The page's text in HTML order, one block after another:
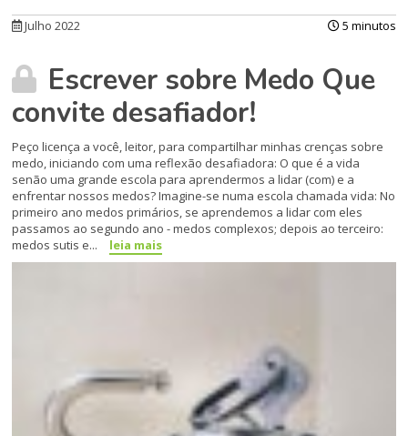
Julho 2022 5 minutos
Escrever sobre Medo Que
convite desafiador!
Peço licença a você, leitor, para compartilhar minhas crenças sobre
medo, iniciando com uma reflexão desafiadora: O que é a vida
senão uma grande escola para aprendermos a lidar (com) e a
enfrentar nossos medos? Imagine-se numa escola chamada vida: No
primeiro ano medos primários, se aprendemos a lidar com eles
passamos ao segundo ano - medos complexos; depois ao terceiro:
medos sutis e...
leia mais